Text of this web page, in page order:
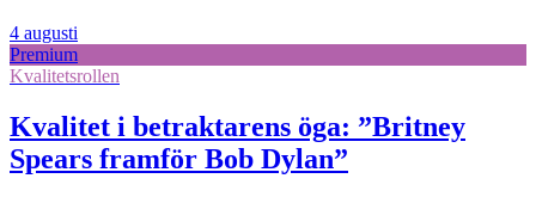
4 augusti
Premium
Kvalitetsrollen
Kvalitet i betraktarens öga: ”Britney
Spears framför Bob Dylan”